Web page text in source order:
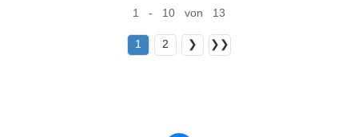
1 - 10 von 13
1 2 ❯ ❯❯